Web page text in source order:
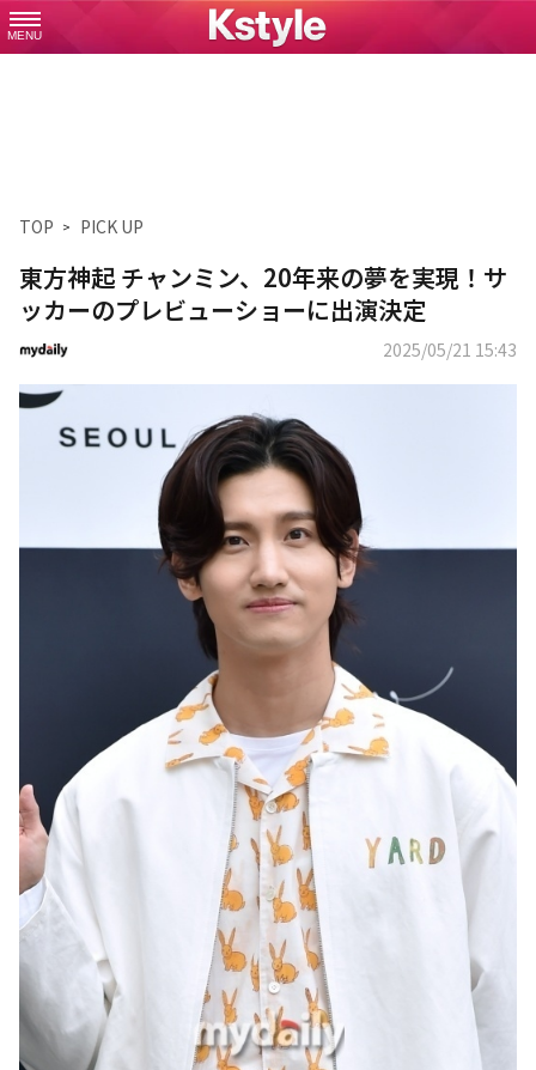
MENU
TOP PICK UP
東方神起 チャンミン、20年来の夢を実現！サ
ッカーのプレビューショーに出演決定
2025/05/21 15:43